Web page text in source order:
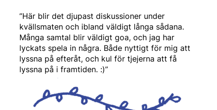
”Här blir det djupast diskussioner under
kvällsmaten och ibland väldigt långa sådana.
Många samtal blir väldigt goa, och jag har
lyckats spela in några. Både nyttigt för mig att
lyssna på efteråt, och kul för tjejerna att få
lyssna på i framtiden. :)”